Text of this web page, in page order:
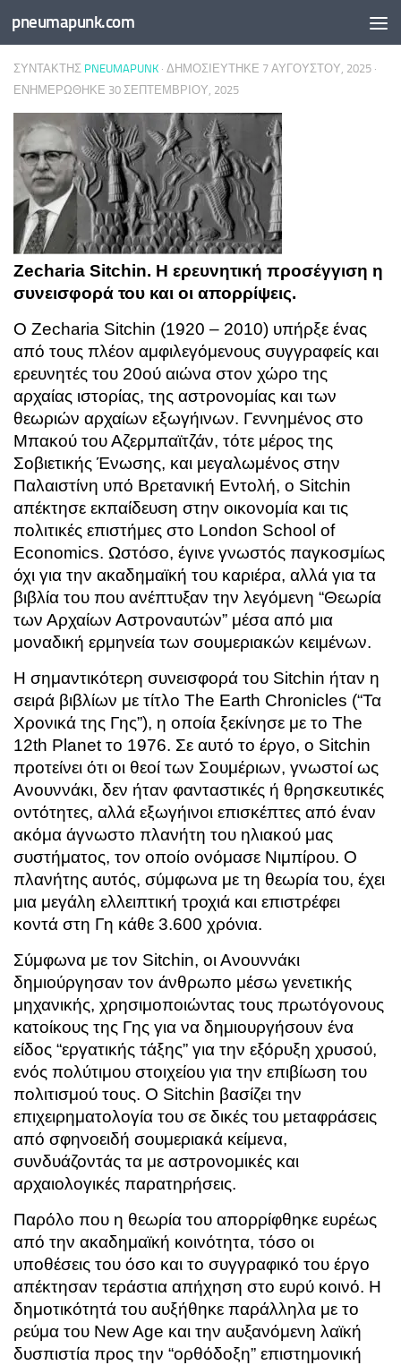
Skip to content
pneumapunk.com
ΣΥΝΤΆΚΤΗΣ PNEUMAPUNK · ΔΗΜΟΣΙΕΎΤΗΚΕ 7 ΑΥΓΟΎΣΤΟΥ, 2025 ·
ΕΝΗΜΕΡΏΘΗΚΕ 30 ΣΕΠΤΕΜΒΡΊΟΥ, 2025
Zecharia Sitchin. Η ερευνητική προσέγγιση η
συνεισφορά του και οι απορρίψεις.
Ο Zecharia Sitchin (1920 – 2010) υπήρξε ένας
από τους πλέον αμφιλεγόμενους συγγραφείς και
ερευνητές του 20ού αιώνα στον χώρο της
αρχαίας ιστορίας, της αστρονομίας και των
θεωριών αρχαίων εξωγήινων. Γεννημένος στο
Μπακού του Αζερμπαϊτζάν, τότε μέρος της
Σοβιετικής Ένωσης, και μεγαλωμένος στην
Παλαιστίνη υπό Βρετανική Εντολή, ο Sitchin
απέκτησε εκπαίδευση στην οικονομία και τις
πολιτικές επιστήμες στο London School of
Economics. Ωστόσο, έγινε γνωστός παγκοσμίως
όχι για την ακαδημαϊκή του καριέρα, αλλά για τα
βιβλία του που ανέπτυξαν την λεγόμενη “Θεωρία
των Αρχαίων Αστροναυτών” μέσα από μια
μοναδική ερμηνεία των σουμεριακών κειμένων.
Η σημαντικότερη συνεισφορά του Sitchin ήταν η
σειρά βιβλίων με τίτλο The Earth Chronicles (“Τα
Χρονικά της Γης”), η οποία ξεκίνησε με το The
12th Planet το 1976. Σε αυτό το έργο, ο Sitchin
προτείνει ότι οι θεοί των Σουμέριων, γνωστοί ως
Ανουννάκι, δεν ήταν φανταστικές ή θρησκευτικές
οντότητες, αλλά εξωγήινοι επισκέπτες από έναν
ακόμα άγνωστο πλανήτη του ηλιακού μας
συστήματος, τον οποίο ονόμασε Νιμπίρου. Ο
πλανήτης αυτός, σύμφωνα με τη θεωρία του, έχει
μια μεγάλη ελλειπτική τροχιά και επιστρέφει
κοντά στη Γη κάθε 3.600 χρόνια.
Σύμφωνα με τον Sitchin, οι Ανουννάκι
δημιούργησαν τον άνθρωπο μέσω γενετικής
μηχανικής, χρησιμοποιώντας τους πρωτόγονους
κατοίκους της Γης για να δημιουργήσουν ένα
είδος “εργατικής τάξης” για την εξόρυξη χρυσού,
ενός πολύτιμου στοιχείου για την επιβίωση του
πολιτισμού τους. Ο Sitchin βασίζει την
επιχειρηματολογία του σε δικές του μεταφράσεις
από σφηνοειδή σουμεριακά κείμενα,
συνδυάζοντάς τα με αστρονομικές και
αρχαιολογικές παρατηρήσεις.
Παρόλο που η θεωρία του απορρίφθηκε ευρέως
από την ακαδημαϊκή κοινότητα, τόσο οι
υποθέσεις του όσο και το συγγραφικό του έργο
απέκτησαν τεράστια απήχηση στο ευρύ κοινό. Η
δημοτικότητά του αυξήθηκε παράλληλα με το
ρεύμα του New Age και την αυξανόμενη λαϊκή
δυσπιστία προς την “ορθόδοξη” επιστημονική